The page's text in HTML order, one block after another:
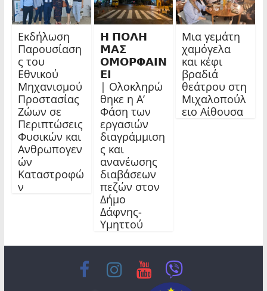
Εκδήλωση
Παρουσίαση
ς του
Εθνικού
Μηχανισμού
Προστασίας
Ζώων σε
Περιπτώσεις
Φυσικών και
Ανθρωπογεν
ών
Καταστροφώ
ν
𝝜 𝝥𝝤𝝠𝝜
𝝡𝝖𝝨
𝝤𝝡𝝤𝝦𝝫𝝖𝝞𝝢
𝝚𝝞
| Ολοκληρώ
θηκε η Α’
Φάση των
εργασιών
διαγράμμιση
ς και
ανανέωσης
διαβάσεων
πεζών στον
Δήμο
Δάφνης-
Υμηττού
Μια γεμάτη
χαμόγελα
και κέφι
βραδιά
θεάτρου στη
Μιχαλοπούλ
ειο Αίθουσα